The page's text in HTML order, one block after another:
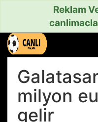
Reklam
milyon
gelir